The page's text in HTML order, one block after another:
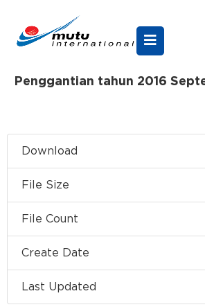
Penggantian tahun 2016
Download
File Size
File Count
Create Date
Last Updated